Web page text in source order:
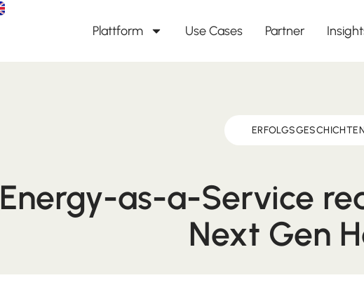
Plattform Use Cases Partner
Energy-as-a-Service
Next Gen